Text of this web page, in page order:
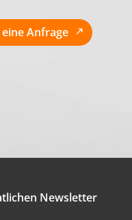
Anfrage
Newsletter